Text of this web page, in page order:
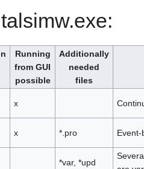
Running
from GUI
possible
Additionally
needed
files
x
x *.pro
*var, *upd